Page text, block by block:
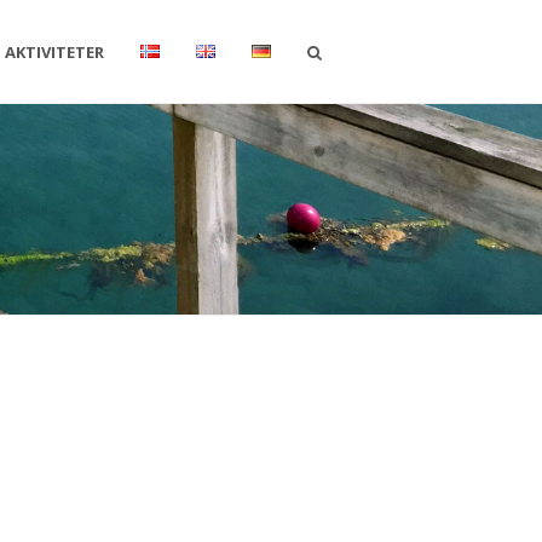
AKTIVITETER